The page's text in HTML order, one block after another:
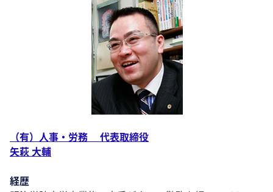
（有）人事・労務 代表取締役
矢萩 大輔
経歴